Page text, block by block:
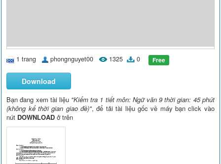
1 trang phongnguyet00 1325 0 Free
Download
Bạn đang xem tài liệu "Kiểm tra 1 tiết môn: Ngữ văn 9 thời gian: 45 phút
(không kể thời gian giao đề)", để tải tài liệu gốc về máy bạn click vào
nút DOWNLOAD ở trên